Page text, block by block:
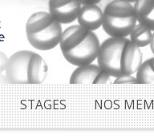
STAGES NOS